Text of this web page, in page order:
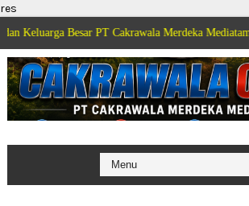
res
Besar PT Cakrawala Merdeka Mediatama Group